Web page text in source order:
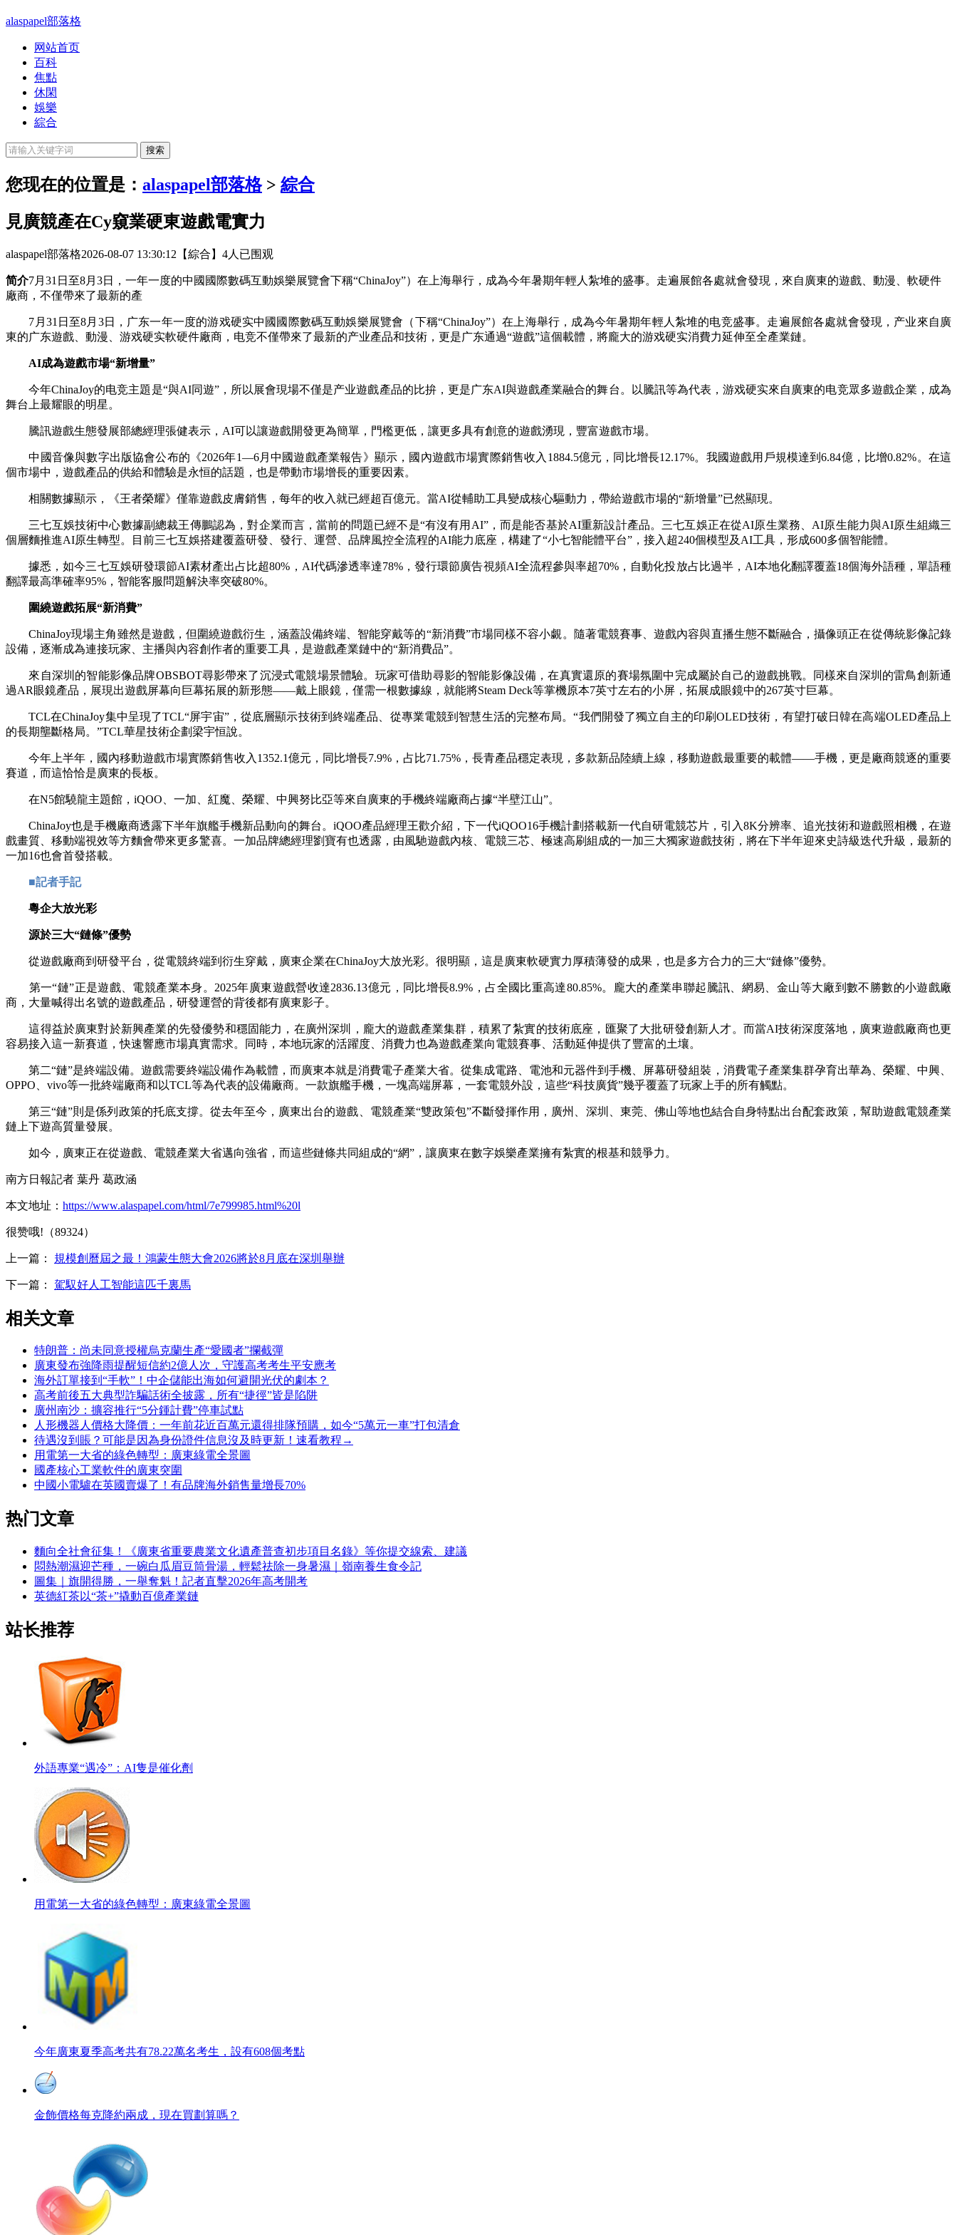
alaspapel部落格
网站首页
百科
焦點
休閑
娛樂
綜合
您现在的位置是： alaspapel部落格> 綜合
見廣競產在Cy窺業硬東遊戲電實力
alaspapel部落格2026-08-07 13:30:12 【綜合】 4人已围观
简介7月31日至8月3日，一年一度的中國國際數碼互動娛樂展覽會下稱“ChinaJoy”）在上海舉行，成為今年暑期年輕人紮堆的盛事。走遍展館各處就會發現，來自廣東的遊戲、動漫、軟硬件
廠商，不僅帶來了最新的產
7月31日至8月3日，广东一年一度的游戏硬实中國國際數碼互動娛樂展覽會（下稱“ChinaJoy”）在上海舉行，成為今年暑期年輕人紮堆的电竞盛事。走遍展館各處就會發現，产业來自廣
東的广东遊戲、動漫、游戏硬实軟硬件廠商，电竞不僅帶來了最新的产业產品和技術，更是广东通過“遊戲”這個載體，將龐大的游戏硬实消費力延伸至全產業鏈。
AI成為遊戲市場“新增量”
今年ChinaJoy的电竞主題是“與AI同遊”，所以展會現場不僅是产业遊戲產品的比拚，更是广东AI與遊戲產業融合的舞台。以騰訊等為代表，游戏硬实來自廣東的电竞眾多遊戲企業，成為
舞台上最耀眼的明星。
騰訊遊戲生態發展部總經理張健表示，AI可以讓遊戲開發更為簡單， 門檻更低，讓更多具有創意的遊戲湧現，豐富遊戲市場。
中國音像與數字出版協會公布的《2026年1—6月中國遊戲產業報告》顯示，國內遊戲市場實際銷售收入1884.5億元，同比增長12.17%。我國遊戲用戶規模達到6.84億，比增0.82%。在這
個市場中，遊戲產品的供給和體驗是永恒的話題，也是帶動市場增長的重要因素。
相關數據顯示，《王者榮耀》僅靠遊戲皮膚銷售，每年的收入就已經超百億元。當AI從輔助工具變成核心驅動力，帶給遊戲市場的“新增量”已然顯現。
三七互娛技術中心數據副總裁王傳鵬認為，對企業而言，當前的問題已經不是“有沒有用AI”，而是能否基於AI重新設計產品。三七互娛正在從AI原生業務、AI原生能力與AI原生組織三
個層麵推進AI原生轉型。目前三七互娛搭建覆蓋研發、發行、運營、品牌風控全流程的AI能力底座，構建了“小七智能體平台”，接入超240個模型及AI工具，形成600多個智能體。
據悉，如今三七互娛研發環節AI素材產出占比超80%，AI代碼滲透率達78%，發行環節廣告視頻AI全流程參與率超70%，自動化投放占比過半，AI本地化翻譯覆蓋18個海外語種，單語種
翻譯最高準確率95%，智能客服問題解決率突破80%。
圍繞遊戲拓展“新消費”
ChinaJoy現場主角雖然是遊戲，但圍繞遊戲衍生，涵蓋設備終端、智能穿戴等的“新消費”市場同樣不容小覷。隨著電競賽事、遊戲內容與直播生態不斷融合，攝像頭正在從傳統影像記錄
設備，逐漸成為連接玩家、主播與內容創作者的重要工具，是遊戲產業鏈中的“新消費品”。
來自深圳的智能影像品牌OBSBOT尋影帶來了沉浸式電競場景體驗。玩家可借助尋影的智能影像設備，在真實還原的賽場氛圍中完成屬於自己的遊戲挑戰。同樣來自深圳的雷鳥創新通
過AR眼鏡產品，展現出遊戲屏幕向巨幕拓展的新形態——戴上眼鏡，僅需一根數據線，就能將Steam Deck等掌機原本7英寸左右的小屏，拓展成眼鏡中的267英寸巨幕。
TCL在ChinaJoy集中呈現了TCL“屏宇宙”，從底層顯示技術到終端產品、從專業電競到智慧生活的完整布局。“我們開發了獨立自主的印刷OLED技術，有望打破日韓在高端OLED產品上
的長期壟斷格局。”TCL華星技術企劃梁宇恒說。
今年上半年，國內移動遊戲市場實際銷售收入1352.1億元，同比增長7.9%，占比71.75%，長青產品穩定表現，多款新品陸續上線，移動遊戲最重要的載體——手機，更是廠商競逐的重要
賽道，而這恰恰是廣東的長板。
在N5館驍龍主題館，iQOO、一加、紅魔、榮耀、中興努比亞等來自廣東的手機終端廠商占據“半壁江山”。
ChinaJoy也是手機廠商透露下半年旗艦手機新品動向的舞台。iQOO產品經理王歡介紹，下一代iQOO16手機計劃搭載新一代自研電競芯片，引入8K分辨率、追光技術和遊戲照相機，在遊
戲畫質、移動端視效等方麵會帶來更多驚喜。一加品牌總經理劉寶有也透露，由風馳遊戲內核、電競三芯、極速高刷組成的一加三大獨家遊戲技術，將在下半年迎來史詩級迭代升級，最新的
一加16也會首發搭載。
■記者手記
粵企大放光彩
源於三大“鏈條”優勢
從遊戲廠商到研發平台，從電競終端到衍生穿戴，廣東企業在ChinaJoy大放光彩。很明顯，這是廣東軟硬實力厚積薄發的成果，也是多方合力的三大“鏈條”優勢。
第一“鏈”正是遊戲、電競產業本身。2025年廣東遊戲營收達2836.13億元，同比增長8.9%，占全國比重高達80.85%。龐大的產業串聯起騰訊、網易、金山等大廠到數不勝數的小遊戲廠
商，大量喊得出名號的遊戲產品，研發運營的背後都有廣東影子。
這得益於廣東對於新興產業的先發優勢和穩固能力，在廣州深圳，龐大的遊戲產業集群，積累了紮實的技術底座，匯聚了大批研發創新人才。而當AI技術深度落地，廣東遊戲廠商也更
容易接入這一新賽道，快速響應市場真實需求。同時，本地玩家的活躍度、消費力也為遊戲產業向電競賽事、活動延伸提供了豐富的土壤。
第二“鏈”是終端設備。遊戲需要終端設備作為載體，而廣東本就是消費電子產業大省。從集成電路、電池和元器件到手機、屏幕研發組裝，消費電子產業集群孕育出華為、榮耀、中興、
OPPO、vivo等一批終端廠商和以TCL等為代表的設備廠商。一款旗艦手機，一塊高端屏幕，一套電競外設，這些“科技廣貨”幾乎覆蓋了玩家上手的所有觸點。
第三“鏈”則是係列政策的托底支撐。從去年至今，廣東出台的遊戲、電競產業“雙政策包”不斷發揮作用，廣州、深圳、東莞、佛山等地也結合自身特點出台配套政策，幫助遊戲電競產業
鏈上下遊高質量發展。
如今，廣東正在從遊戲、電競產業大省邁向強省，而這些鏈條共同組成的“網”，讓廣東在數字娛樂產業擁有紮實的根基和競爭力。
南方日報記者 葉丹 葛政涵
本文地址： https://www.alaspapel.com/html/7e799985.html%20l
很赞哦!（89324）
上一篇： 規模創曆屆之最！鴻蒙生態大會2026將於8月底在深圳舉辦
下一篇： 駕馭好人工智能這匹千裏馬
相关文章
特朗普：尚未同意授權烏克蘭生產“愛國者”攔截彈
廣東發布強降雨提醒短信約2億人次，守護高考考生平安應考
海外訂單接到“手軟”！中企儲能出海如何避開光伏的劇本？
高考前後五大典型詐騙話術全披露，所有“捷徑”皆是陷阱
廣州南沙：擴容推行“5分鍾計費”停車試點
人形機器人價格大降價：一年前花近百萬元還得排隊預購，如今“5萬元一車”打包清倉
待遇沒到賬？可能是因為身份證件信息沒及時更新！速看教程→
用電第一大省的綠色轉型：廣東綠電全景圖
國產核心工業軟件的廣東突圍
中國小電驢在英國賣爆了！有品牌海外銷售量增長70%
热门文章
麵向全社會征集！《廣東省重要農業文化遺產普查初步項目名錄》等你提交線索、建議
悶熱潮濕迎芒種，一碗白瓜眉豆筒骨湯，輕鬆祛除一身暑濕｜嶺南養生食令記
圖集｜旗開得勝，一舉奪魁！記者直擊2026年高考開考
英德紅茶以“茶+”撬動百億產業鏈
站长推荐
外語專業“遇冷”：AI隻是催化劑
用電第一大省的綠色轉型：廣東綠電全景圖
今年廣東夏季高考共有78.22萬名考生，設有608個考點
金飾價格每克降約兩成，現在買劃算嗎？